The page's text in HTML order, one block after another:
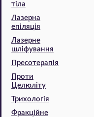
тіла
Лазерна
епіляція
Лазерне
шліфування
Пресотерапія
Проти
Целюліту
Трихологія
Фракційне